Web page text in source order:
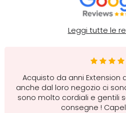
Leggi tutte le
Acquisto da anni Extension
anche dal loro negozio ci
sono molto cordiali e gentili
consegne !